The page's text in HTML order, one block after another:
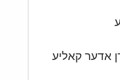
אדער קאליע